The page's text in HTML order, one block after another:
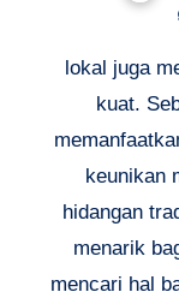
lokal juga
kuat.
keunikan
hidangan
menarik
mencari hal